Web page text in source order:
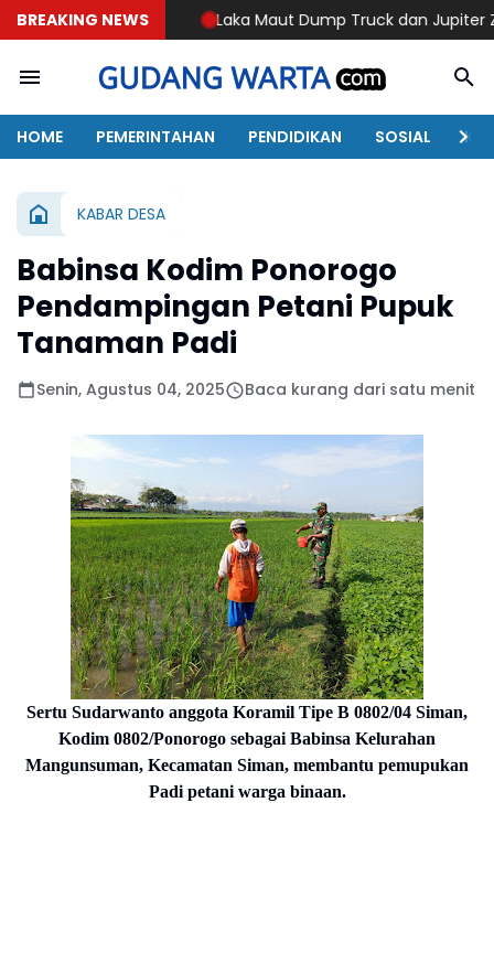
BREAKING NEWSLaka Maut Dump Truck dan Jupiter Z di Sawoo
HOME PEMERINTAHAN PENDIDIKAN SOSIAL
KABAR DESA
Babinsa Kodim Ponorogo
Pendampingan Petani Pupuk
Tanaman Padi
Senin, Agustus 04, 2025 Baca kurang dari satu menit
Sertu Sudarwanto anggota Koramil Tipe B 0802/04 Siman,
Kodim 0802/Ponorogo sebagai Babinsa Kelurahan
Mangunsuman, Kecamatan Siman, membantu pemupukan
Padi petani warga binaan.